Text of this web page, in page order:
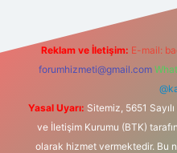
Reklam ve İletişim: E-mail:
forumhizmeti@gmail.com
Yasal Uyarı: Sitemiz, 5651
ve İletişim Kurumu (BTK)
olarak hizmet vermektedir. Bu